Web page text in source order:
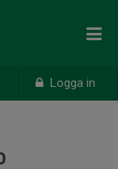
Logga in